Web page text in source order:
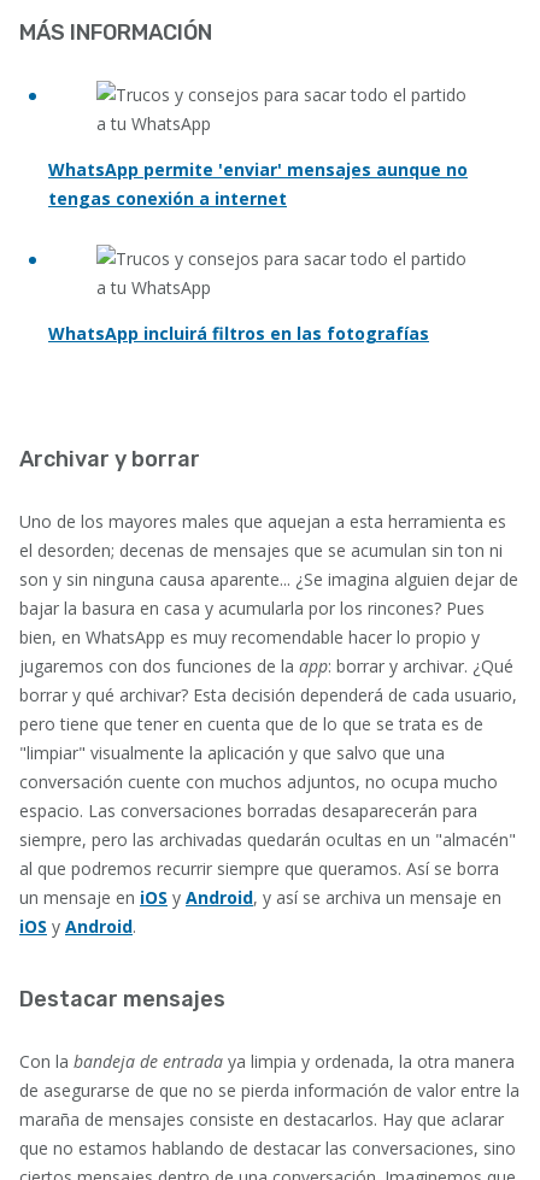
MÁS INFORMACIÓN
WhatsApp permite 'enviar' mensajes aunque no
tengas conexión a internet
WhatsApp incluirá filtros en las fotografías
Archivar y borrar
Uno de los mayores males que aquejan a esta herramienta es
el desorden; decenas de mensajes que se acumulan sin ton ni
son y sin ninguna causa aparente... ¿Se imagina alguien dejar de
bajar la basura en casa y acumularla por los rincones? Pues
bien, en WhatsApp es muy recomendable hacer lo propio y
jugaremos con dos funciones de la app: borrar y archivar. ¿Qué
borrar y qué archivar? Esta decisión dependerá de cada usuario,
pero tiene que tener en cuenta que de lo que se trata es de
"limpiar" visualmente la aplicación y que salvo que una
conversación cuente con muchos adjuntos, no ocupa mucho
espacio. Las conversaciones borradas desaparecerán para
siempre, pero las archivadas quedarán ocultas en un "almacén"
al que podremos recurrir siempre que queramos. Así se borra
un mensaje en iOS y Android, y así se archiva un mensaje en
iOS y Android.
Destacar mensajes
Con la bandeja de entrada ya limpia y ordenada, la otra manera
de asegurarse de que no se pierda información de valor entre la
maraña de mensajes consiste en destacarlos. Hay que aclarar
que no estamos hablando de destacar las conversaciones, sino